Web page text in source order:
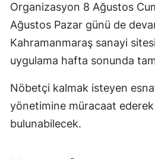
Organizasyon 8 Ağustos
Ağustos Pazar günü de
Kahramanmaraş sanayi
uygulama hafta sonunda
Nöbetçi kalmak isteyen
yönetimine müracaat
bulunabilecek.